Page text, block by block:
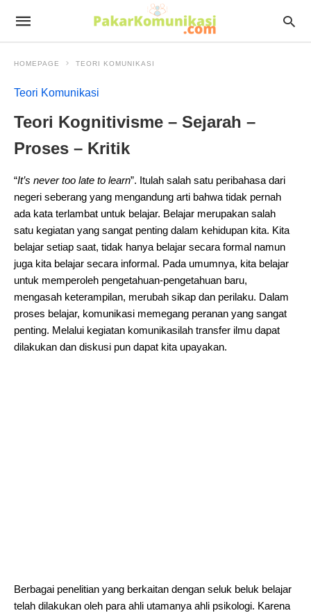
HOMEPAGE TEORI KOMUNIKASI
Teori Komunikasi
Teori Kognitivisme – Sejarah –
Proses – Kritik
“It’s never too late to learn”. Itulah salah satu peribahasa dari
negeri seberang yang mengandung arti bahwa tidak pernah
ada kata terlambat untuk belajar. Belajar merupakan salah
satu kegiatan yang sangat penting dalam kehidupan kita. Kita
belajar setiap saat, tidak hanya belajar secara formal namun
juga kita belajar secara informal. Pada umumnya, kita belajar
untuk memperoleh pengetahuan-pengetahuan baru,
mengasah keterampilan, merubah sikap dan perilaku. Dalam
proses belajar, komunikasi memegang peranan yang sangat
penting. Melalui kegiatan komunikasilah transfer ilmu dapat
dilakukan dan diskusi pun dapat kita upayakan.
Berbagai penelitian yang berkaitan dengan seluk beluk belajar
telah dilakukan oleh para ahli utamanya ahli psikologi. Karena